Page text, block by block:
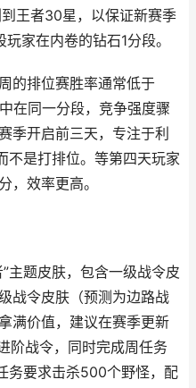
王者30星，以保证新赛季
家在内卷的钻石1分段。
的排位赛胜率通常低于
在同一分段，竞争强度骤
季开启前三天，专注于利
不是打排位。等第四天玩家
，效率更高。
主题皮肤，包含一级战令皮
战令皮肤（预测为边路战
满价值，建议在赛季更新
阶战令，同时完成周任务
务要求击杀500个野怪，配